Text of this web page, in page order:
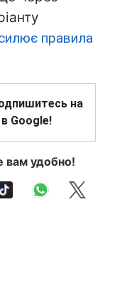
правила
на
Google!
вам удобно!